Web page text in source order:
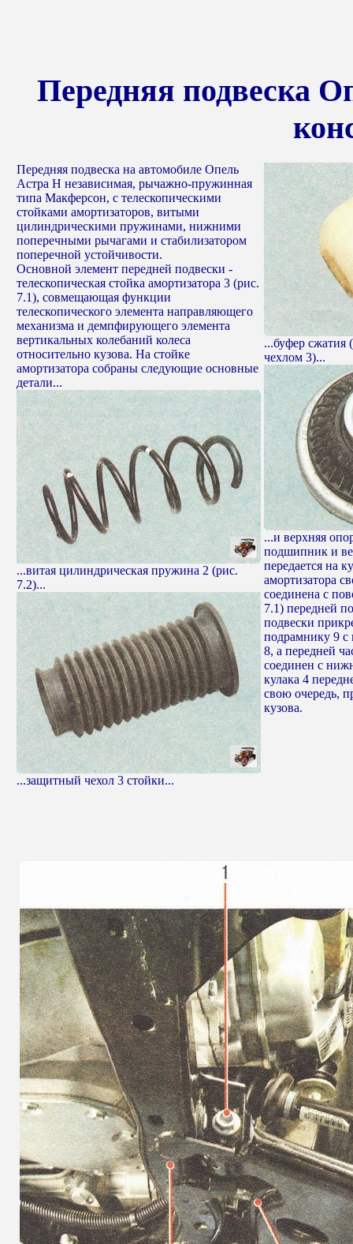
Передняя подвеска
Передняя подвеска на автомобиле Опель
Астра Н независимая, рычажно-пружинная
типа Макферсон, с телескопическими
стойками амортизаторов, витыми
цилиндрическими пружинами, нижними
поперечными рычагами и стабилизатором
поперечной устойчивости.
Основной элемент передней подвески -
телескопическая стойка амортизатора 3 (рис.
7.1), совмещающая функции
телескопического элемента направляющего
механизма и демпфирующего элемента
вертикальных колебаний колеса
относительно кузова. На стойке
амортизатора собраны следующие основные
детали...
...витая цилиндрическая пружина 2 (рис.
7.2)...
...защитный чехол 3 стойки...
...буфер сжатия
чехлом 3)...
...и верхняя
подшипник и
передается на
амортизатора
соединена с
7.1) передней
подвески
подрамнику 9 с
8, а передней
соединен с
кулака 4
свою очередь,
кузова.